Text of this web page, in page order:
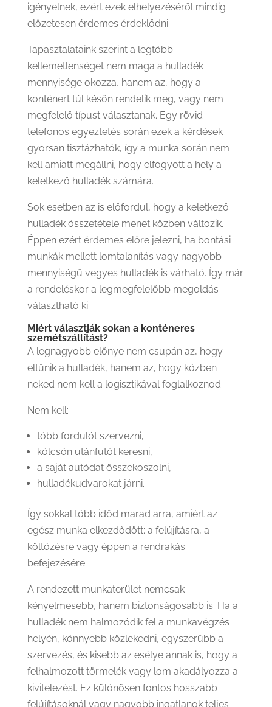
igényelnek, ezért ezek elhelyezéséről mindig
előzetesen érdemes érdeklődni.
Tapasztalataink szerint a legtöbb
kellemetlenséget nem maga a hulladék
mennyisége okozza, hanem az, hogy a
konténert túl későn rendelik meg, vagy nem
megfelelő típust választanak. Egy rövid
telefonos egyeztetés során ezek a kérdések
gyorsan tisztázhatók, így a munka során nem
kell amiatt megállni, hogy elfogyott a hely a
keletkező hulladék számára.
Sok esetben az is előfordul, hogy a keletkező
hulladék összetétele menet közben változik.
Éppen ezért érdemes előre jelezni, ha bontási
munkák mellett lomtalanítás vagy nagyobb
mennyiségű vegyes hulladék is várható. Így már
a rendeléskor a legmegfelelőbb megoldás
választható ki.
Miért választják sokan a konténeres
szemétszállítást?
A legnagyobb előnye nem csupán az, hogy
eltűnik a hulladék, hanem az, hogy közben
neked nem kell a logisztikával foglalkoznod.
Nem kell:
több fordulót szervezni,
kölcsön utánfutót keresni,
a saját autódat összekoszolni,
hulladékudvarokat járni.
Így sokkal több időd marad arra, amiért az
egész munka elkezdődött: a felújításra, a
költözésre vagy éppen a rendrakás
befejezésére.
A rendezett munkaterület nemcsak
kényelmesebb, hanem biztonságosabb is. Ha a
hulladék nem halmozódik fel a munkavégzés
helyén, könnyebb közlekedni, egyszerűbb a
szervezés, és kisebb az esélye annak is, hogy a
felhalmozott törmelék vagy lom akadályozza a
kivitelezést. Ez különösen fontos hosszabb
felújításoknál vagy nagyobb ingatlanok teljes